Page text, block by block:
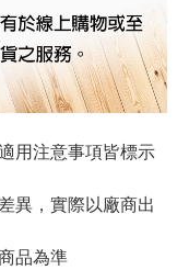
用注意事項皆標示
異，實際以廠商出
品為準